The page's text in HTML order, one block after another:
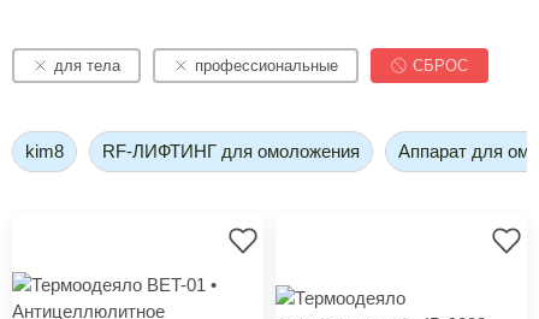
для тела профессиональные СБРОС
kim8 RF-ЛИФТИНГ для омоложения Аппарат для